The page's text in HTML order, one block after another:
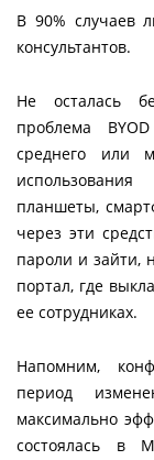
В 90% случаев
консультантов.
Не осталась
проблема
среднего или
планшеты,
через эти
пароли и зайти,
портал, где
ее сотрудниках.
Напомним,
период
максимально
состоялась в